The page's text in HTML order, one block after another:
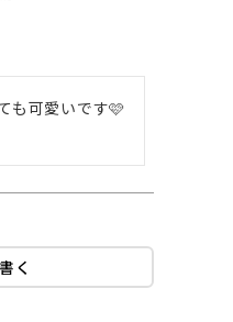
も可愛いです🩷
く